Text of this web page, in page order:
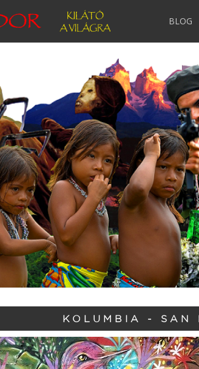
BLOG
KOLUMBIA - SAN